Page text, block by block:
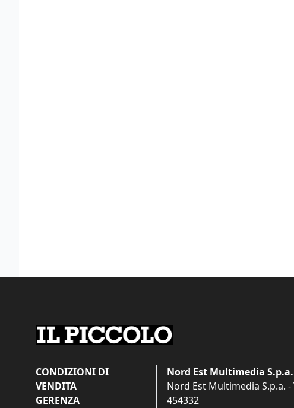
CONDIZIONI DI
VENDITA
GERENZA
Nord Est Multimedia S.p.a.
Nord Est Multimedia S.p.a. -
454332